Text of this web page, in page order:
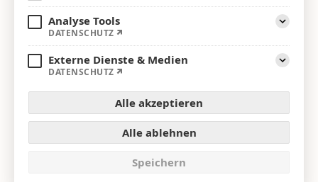
Deutsche Geflügelwirtschaft lehnt EU-Mercosur-
Abkommen entschieden ab
(Berlin)Der ZDG warnt eindringlich vor den Folgen des
geplanten EU-Mercosur-Handelsabkommens. Das
Abkommen gefährde die Zukunft der europäischen und
deutschen Geflügelhaltung und widerspreche
fundamentalen Prinzipien fairer und nachhaltiger
Analyse Tools
DATENSCHUTZ
Externe Dienste & Medien
DATENSCHUTZ
Alle akzeptieren
Alle ablehnen
Speichern